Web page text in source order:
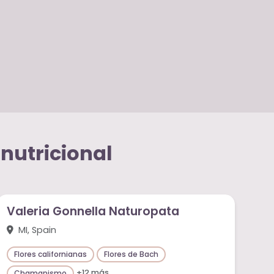
Valeria Gonnella Naturopata
MI, Spain
Flores californianas
Flores de Bach